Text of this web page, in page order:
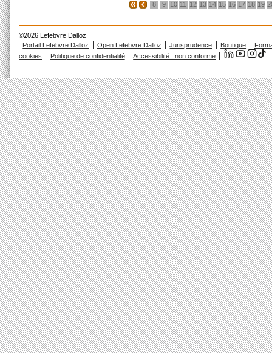
8 9 10 11 12 13 14 15 16 17 18 19
©2026 Lefebvre Dalloz
Portail Lefebvre Dalloz
Open Lefebvre Dalloz Jurisprudence Boutique
cookies
Politique de confidentialité Accessibilité : non conforme